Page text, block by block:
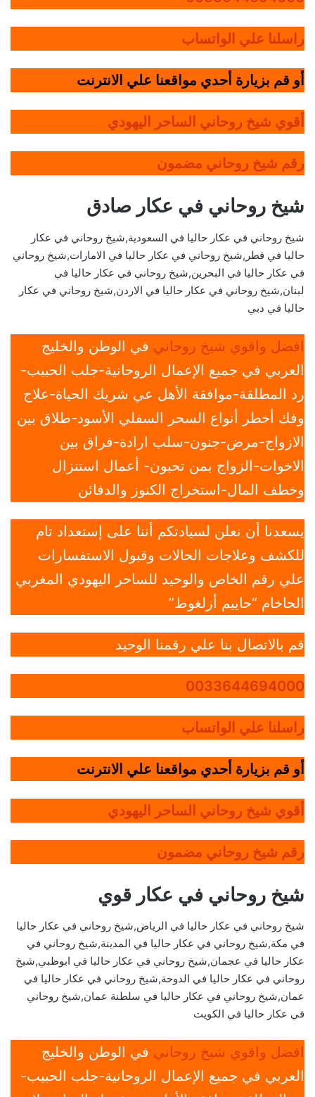
راسلنا علي الواتساب
أو قم بزيارة أحدي مواقعنا علي الانترنت
أقوي شيخ روحاني الساحر اليهودي
رقم شيخ روحاني مضمون
شيخ روحاني في عكار صادق
شيخ روحاني في عكار حاليا في السعودية,شيخ روحاني في عكار
حاليا في قطر,شيخ روحاني في عكار حاليا في الامارات,شيخ روحاني
في عكار حاليا في البحرين,شيخ روحاني في عكار حاليا في
لبنان,شيخ روحاني في عكار حاليا في الاردن,شيخ روحاني في عكار
حاليا في دبي
افضل واقوي شيخ روحاني في الوطن والخليج
العربي في جميع الإعمال الروحانية-جلب الحبيب-
رد المطلقة-موافقة الأهل عي شريك الحياة-علاج
وفك أخطر أنواع السحر السفلي الأسود-طلاق بين
الازواج-مرض-جنون-سلب ارادة-فراق بين
الاخوات-الزواج بمن تحبون- أعمال استنزال
وخطف المال-استخراج الكنوز والدفائن
يسعدنا أن نعلن لسيادتكم أننا على إستعداد تام
للكشف وعلاجات الحالات وقبول الاستفسارات
علي رقم الخاص والوحيد للساحر اليهودي المغربي
الحاخام “حاييم أزلغوط”
قم بالاتصال بنا علي رقمنا الوحيد
0033644694000
راسلنا علي الواتساب
أو قم بزيارة أحدي مواقعنا علي الانترنت
أقوي شيخ روحاني الساحر اليهودي
رقم شيخ روحاني مضمون
شيخ روحاني في عكار قوي
شيخ روحاني في عكار حاليا في الرياض,شيخ روحاني في عكار حاليا
في مكة,شيخ روحاني في عكار حاليا في المدينة,شيخ روحاني في
عكار حاليا في عجمان,شيخ روحاني في عكار حاليا في ابوظبي,شيخ
روحاني في عكار حاليا في الدوحة,شيخ روحاني في عكار حاليا في
عمان,شيخ روحاني في عكار حاليا في سلطنة عمان,شيخ روحاني
في عكار حاليا في الكويت
افضل واقوي شيخ روحاني في الوطن والخليج
العربي في جميع الإعمال الروحانية-جلب الحبيب-